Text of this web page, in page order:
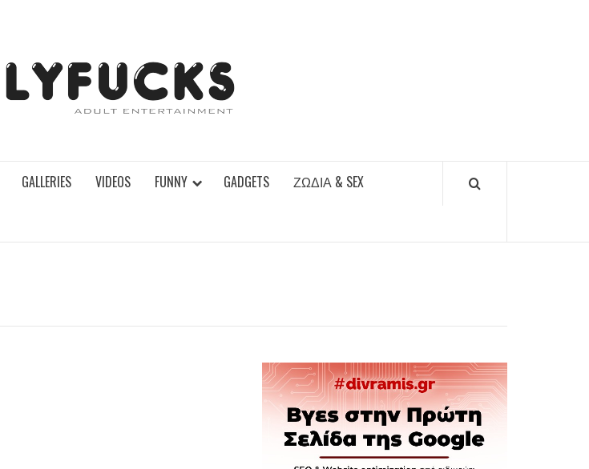
GALLERIES VIDEOS FUNNY GADGETS ΖΏΔΙΑ & SEX